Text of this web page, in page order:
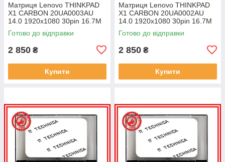
Матриця Lenovo THINKPAD
X1 CARBON 20UA0003AU
14.0 1920x1080 30pin 16.7M
45% NTSC 300 cd/m² для
ноутбука
Готово до відправки
2 850 ₴
Купити
Матриця Lenovo THINKPAD
X1 CARBON 20UA0002AU
14.0 1920x1080 30pin 16.7M
45% NTSC 300 cd/m² для
ноутбука
Готово до відправки
2 850 ₴
Купити